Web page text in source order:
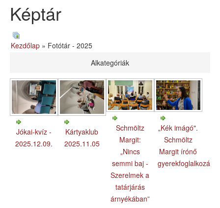
Képtár
Kezdőlap » Fotótár - 2025
Alkategóriák
Jókai-kvíz -
2025.12.09.
Kártyaklub
2025.11.05
Schmöltz
Margit:
„Nincs
semmi baj -
Szerelmek a
tatárjárás
árnyékában”
„Kék imágó".
Schmöltz
Margit írónő
gyerekfoglalkozása